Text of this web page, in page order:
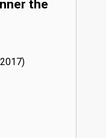
the
17)